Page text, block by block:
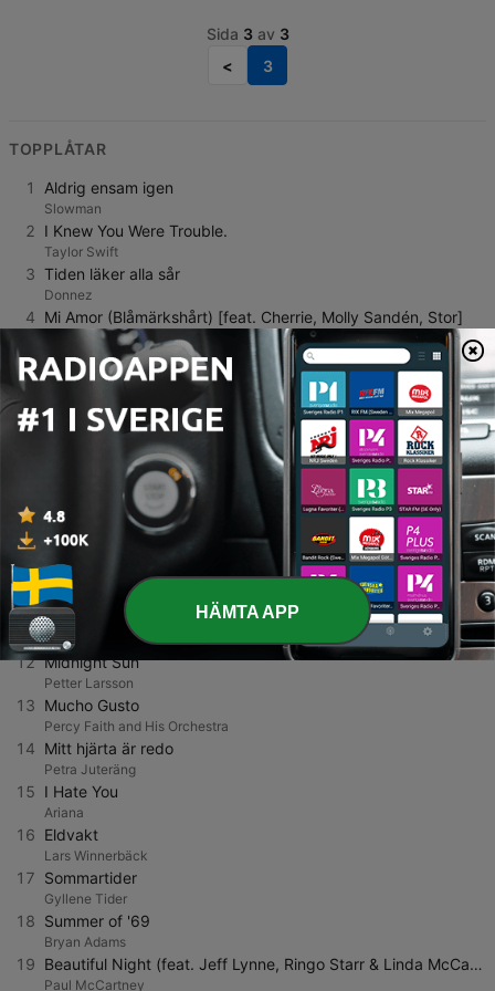
Sida 3av 3
<
3
TOPPLÅTAR
1 Aldrig ensam igen
Slowman
2 I Knew You Were Trouble.
Taylor Swift
3 Tiden läker alla sår
Donnez
4 Mi Amor (Blåmärkshårt) [feat. Cherrie, Molly Sandén, Stor]
Miriam Bryant
5 Ex
Kerstin Ljungström
Holly Humberstone
Meghan Trainor
Dangerously Easy
Olivia Dean
9 Dai Dai Dai
10 Hamseda (Googoosh / Persian Medley)
Shanee
11 Händerna Mot Himlen
Petra Marklund
12 Midnight Sun
Petter Larsson
13 Mucho Gusto
Percy Faith and His Orchestra
14 Mitt hjärta är redo
Petra Juteräng
15 I Hate You
Ariana
16 Eldvakt
Lars Winnerbäck
17 Sommartider
Gyllene Tider
18 Summer of '69
Bryan Adams
19 Beautiful Night (feat. Jeff Lynne, Ringo Starr & Linda McCartney)
Paul McCartney
HÄMTA APP